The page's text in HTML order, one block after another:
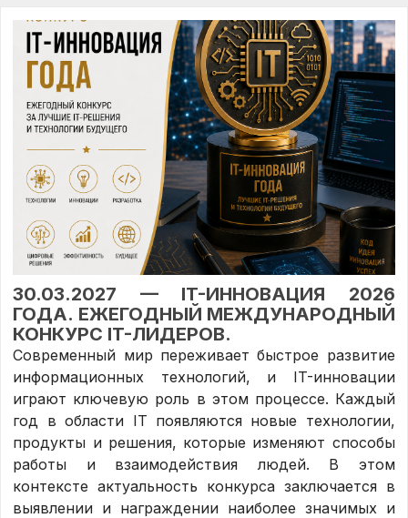
30.03.2027 — IT-ИННОВАЦИЯ 2026
ГОДА. ЕЖЕГОДНЫЙ МЕЖДУНАРОДНЫЙ
КОНКУРС IT-ЛИДЕРОВ.
Современный мир переживает быстрое развитие
информационных технологий, и IT-инновации
играют ключевую роль в этом процессе. Каждый
год в области IT появляются новые технологии,
продукты и решения, которые изменяют способы
работы и взаимодействия людей. В этом
контексте актуальность конкурса заключается в
выявлении и награждении наиболее значимых и